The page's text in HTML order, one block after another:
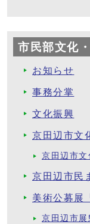
市民部文化
お知らせ
事務分掌
文化振興
京田辺市文
京田辺市文
京田辺市民
美術公募展
京田辺市展